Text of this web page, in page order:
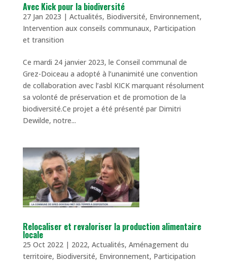
Avec Kick pour la biodiversité
27 Jan 2023 | Actualités, Biodiversité, Environnement,
Intervention aux conseils communaux, Participation
et transition
Ce mardi 24 janvier 2023, le Conseil communal de
Grez-Doiceau a adopté à l’unanimité une convention
de collaboration avec l’asbl KICK marquant résolument
sa volonté de préservation et de promotion de la
biodiversité.Ce projet a été présenté par Dimitri
Dewilde, notre...
Relocaliser et revaloriser la production alimentaire
locale
25 Oct 2022| 2022, Actualités, Aménagement du
territoire, Biodiversité, Environnement, Participation